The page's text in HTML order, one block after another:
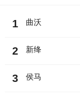
1 曲沃
2 新绛
3 侯马